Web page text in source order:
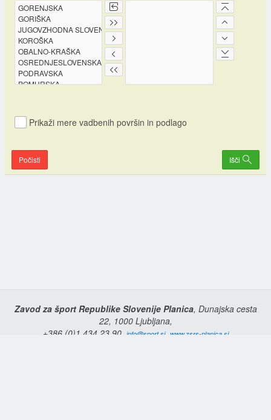
Prikaži mere vadbenih površin in podlago
Počisti Išči
Zavod za šport Republike Slovenije Planica, Dunajska cesta
22, 1000 Ljubljana,
+386 (0)1 434 23 90, info@sport.si, www.zsrs-planica.si